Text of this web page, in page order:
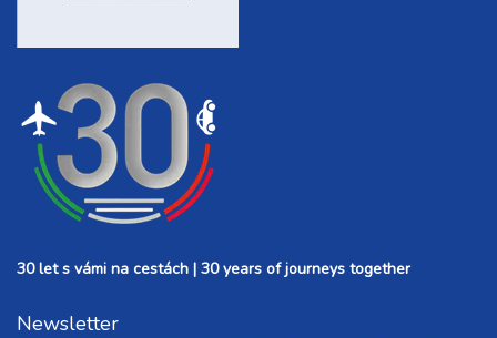
30 let s vámi na cestách | 30 years of journeys together
Newsletter